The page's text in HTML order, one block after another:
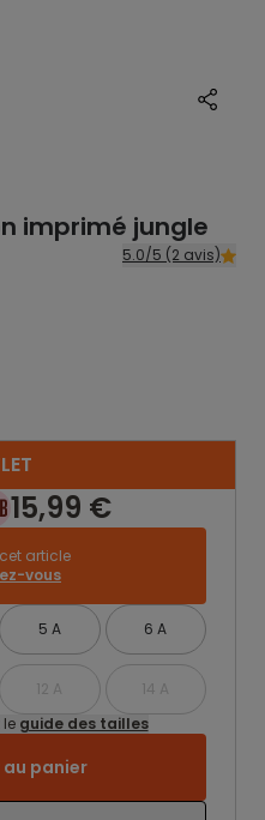
imprimé jungle
5.0/5 (2 avis)
15,99 €
article
vous
5 A 6 A
12 A
14 A
le guide des tailles
panier